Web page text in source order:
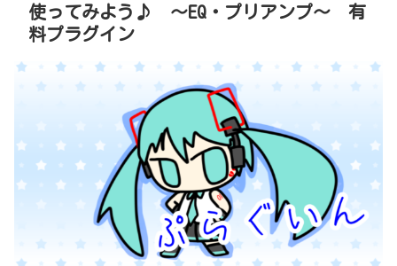
使ってみよう♪ ～EQ・プリアンプ～ 有
料プラグイン